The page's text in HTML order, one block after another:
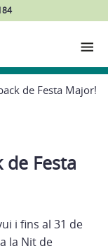
de Festa Major!
de Festa
i fins al 31 de
la Nit de